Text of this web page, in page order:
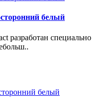
белый
разработан специально